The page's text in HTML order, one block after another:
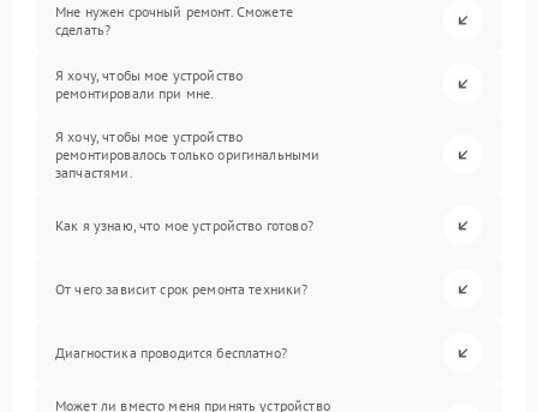
Мне нужен срочный ремонт. Сможете
сделать?
Я хочу, чтобы мое устройство
ремонтировали при мне.
Я хочу, чтобы мое устройство
ремонтировалось только оригинальными
запчастями.
Как я узнаю, что мое устройство готово?
От чего зависит срок ремонта техники?
Диагностика проводится бесплатно?
Может ли вместо меня принять устройство